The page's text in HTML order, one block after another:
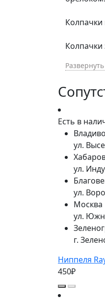
Колпачки
Могут
В
Цвет:
Есть в
ул.
ул.
ул.
Москва
ул.
г.
Ниппеля
450₽